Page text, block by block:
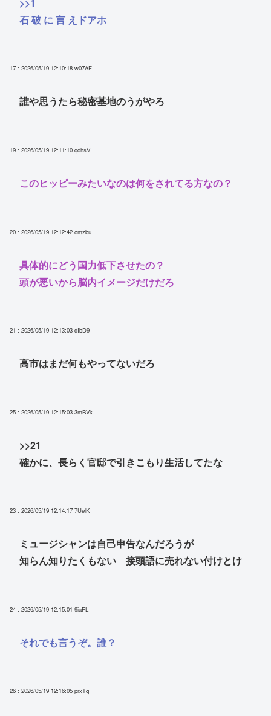
石 破 に 言 えドアホ
17 : 2026/05/19 12:10:18 w07AF
誰や思うたら秘密基地のうがやろ
19 : 2026/05/19 12:11:10 qdhsV
このヒッピーみたいなのは何をされてる方なの？
20 : 2026/05/19 12:12:42 omzbu
具体的にどう国力低下させたの？
頭が悪いから脳内イメージだけだろ
21 : 2026/05/19 12:13:03 dIbD9
高市はまだ何もやってないだろ
25 : 2026/05/19 12:15:03 3mBVk
>>21
確かに、長らく官邸で引きこもり生活してたな
23 : 2026/05/19 12:14:17 7UelK
ミュージシャンは自己申告なんだろうが
知らん知りたくもない 接頭語に売れない付けとけ
24 : 2026/05/19 12:15:01 9iaFL
それでも言うぞ。誰？
26 : 2026/05/19 12:16:05 prxTq